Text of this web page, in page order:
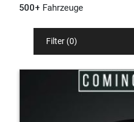
500+ Fahrzeuge
Filter (0)